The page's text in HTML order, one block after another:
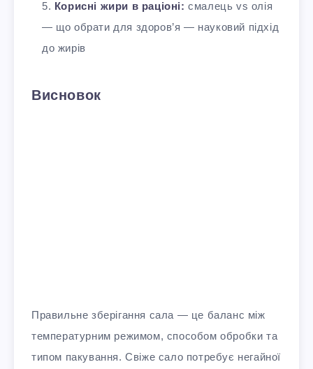
Корисні жири в раціоні: смалець vs олія
— що обрати для здоров’я — науковий підхід
до жирів
Висновок
Правильне зберігання сала — це баланс між
температурним режимом, способом обробки та
типом пакування. Свіже сало потребує негайної